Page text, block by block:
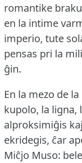
romantike
en la intime
imperio, tute
pensas pri la
ĝin.
En la mezo de
kupolo, la ligna,
alproksimiĝis
ekridegis, ĉar
Miĉjo Muso: